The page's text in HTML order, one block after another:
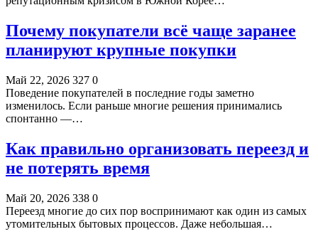
Почему покупатели всё чаще заранее
планируют крупные покупки
Май 22, 2026 327 0
Поведение покупателей в последние годы заметно
изменилось. Если раньше многие решения принимались
спонтанно —…
Как правильно организовать переезд и
не потерять время
Май 20, 2026 338 0
Переезд многие до сих пор воспринимают как один из самых
утомительных бытовых процессов. Даже небольшая…